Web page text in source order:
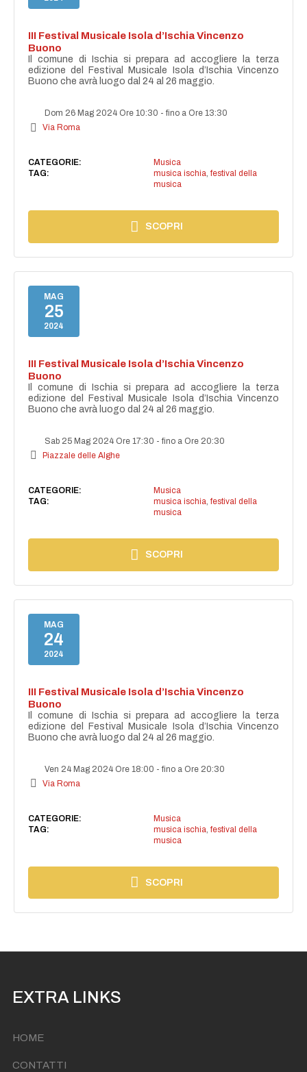
III Festival Musicale Isola d’Ischia Vincenzo
Buono
Il comune di Ischia si prepara ad accogliere la terza
edizione del Festival Musicale Isola d’Ischia Vincenzo
Buono che avrà luogo dal 24 al 26 maggio.
Dom 26 Mag 2024 Ore 10:30 -fino a Ore 13:30
Via Roma
CATEGORIE:
Musica
TAG:
musica ischia, festival della
musica
SCOPRI
MAG
25
2024
III Festival Musicale Isola d’Ischia Vincenzo
Buono
Il comune di Ischia si prepara ad accogliere la terza
edizione del Festival Musicale Isola d’Ischia Vincenzo
Buono che avrà luogo dal 24 al 26 maggio.
Sab 25 Mag 2024 Ore 17:30 -fino a Ore 20:30
Piazzale delle Alghe
CATEGORIE:
Musica
TAG:
musica ischia festival della
musica
SCOPRI
MAG
24
2024
III Festival Musicale Isola d’Ischia Vincenzo
Buono
Il comune di Ischia si prepara ad accogliere la terza
edizione del Festival Musicale Isola d’Ischia Vincenzo
Buono che avrà luogo dal 24 al 26 maggio.
Ven 24 Mag 2024 Ore 18:00 -fino a Ore 20:30
Via Roma
CATEGORIE:
Musica
TAG:
musica ischia festival della
musica
SCOPRI
EXTRA LINKS
HOME
CONTATTI